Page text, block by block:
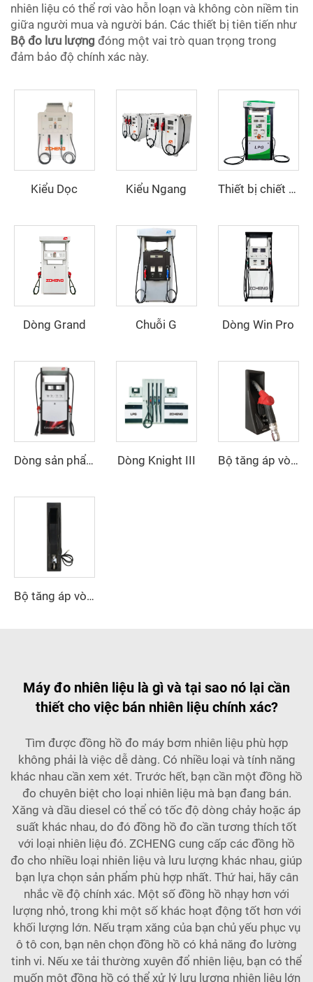
nhiên liệu có thể rơi vào hỗn loạn và không còn niềm tin
giữa người mua và người bán. Các thiết bị tiên tiến như
Bộ đo lưu lượng đóng một vai trò quan trọng trong
đảm bảo độ chính xác này.
Kiểu Dọc Kiểu Ngang Thiết bị chiết rót LPG
Dòng Grand Chuỗi G Dòng Win Pro
Dòng sản phẩm Maker Dòng Knight III Bộ tăng áp vòi phun ZCNB-04
Bộ tăng áp vòi phun ZCNB-03
Máy đo nhiên liệu là gì và tại sao nó lại cần
thiết cho việc bán nhiên liệu chính xác?
Tìm được đồng hồ đo máy bơm nhiên liệu phù hợp
không phải là việc dễ dàng. Có nhiều loại và tính năng
khác nhau cần xem xét. Trước hết, bạn cần một đồng hồ
đo chuyên biệt cho loại nhiên liệu mà bạn đang bán.
Xăng và dầu diesel có thể có tốc độ dòng chảy hoặc áp
suất khác nhau, do đó đồng hồ đo cần tương thích tốt
với loại nhiên liệu đó. ZCHENG cung cấp các đồng hồ
đo cho nhiều loại nhiên liệu và lưu lượng khác nhau, giúp
bạn lựa chọn sản phẩm phù hợp nhất. Thứ hai, hãy cân
nhắc về độ chính xác. Một số đồng hồ nhạy hơn với
lượng nhỏ, trong khi một số khác hoạt động tốt hơn với
khối lượng lớn. Nếu trạm xăng của bạn chủ yếu phục vụ
ô tô con, bạn nên chọn đồng hồ có khả năng đo lường
tinh vi. Nếu xe tải thường xuyên đổ nhiên liệu, bạn có thể
muốn một đồng hồ có thể xử lý lưu lượng nhiên liệu lớn